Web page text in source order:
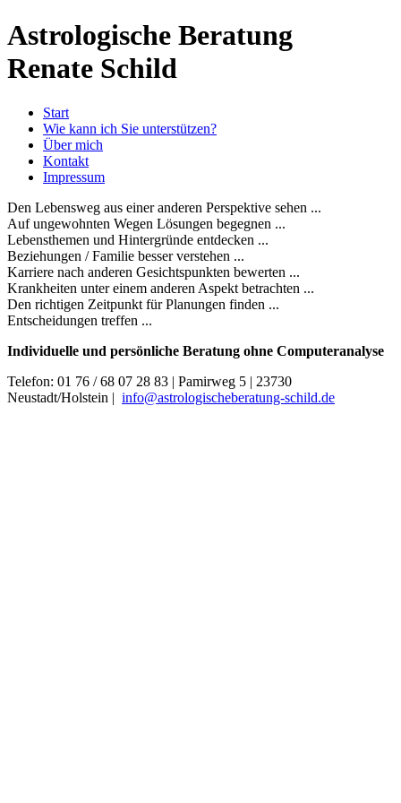
Astrologische Beratung
Renate Schild
Start
Wie kann ich Sie unterstützen?
Über mich
Kontakt
Impressum
Den Lebensweg aus einer anderen Perspektive sehen ...
Auf ungewohnten Wegen Lösungen begegnen ...
Lebensthemen und Hintergründe entdecken ...
Beziehungen / Familie besser verstehen ...
Karriere nach anderen Gesichtspunkten bewerten ...
Krankheiten unter einem anderen Aspekt betrachten ...
Den richtigen Zeitpunkt für Planungen finden ...
Entscheidungen treffen ...
Individuelle und persönliche Beratung ohne Computeranalyse
Telefon: 01 76 / 68 07 28 83 | Pamirweg 5 | 23730
Neustadt/Holstein | info@astrologischeberatung-schild.de